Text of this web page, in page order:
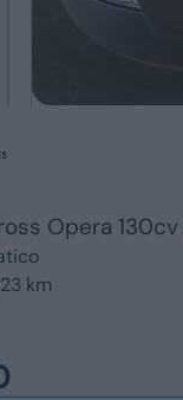
Dacia
Vedi
Opera
km